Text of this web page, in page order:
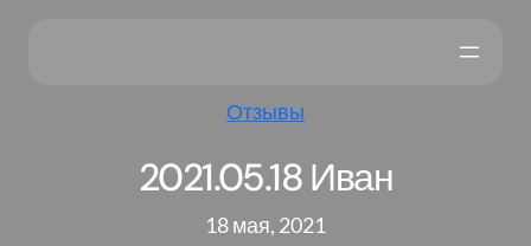
Отзывы
2021.05.18 Иван
18 мая, 2021